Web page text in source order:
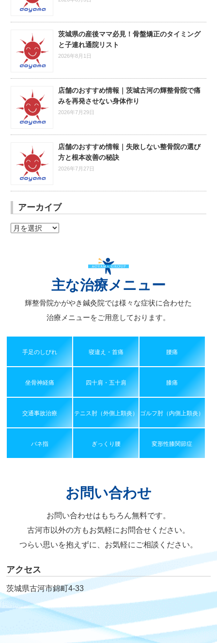
茨城県の産後ママ必見！骨盤矯正のタイミング
と子連れ通院リスト
2026年8月1日
店舗のおすすめ情報｜茨城古河の輝整骨院で痛
みを再発させない身体作り
2026年7月29日
店舗のおすすめ情報｜失敗しない整骨院の選び
方と根本改善の秘訣
2026年7月27日
アーカイブ
ア
主な治療メニュー
輝整骨院かがやき鍼灸院では様々な症状に合わせた
治療メニューをご用意しております。
手足のしびれ 寝違え・首痛 腰痛
坐骨神経痛 四十肩・五十肩 膝痛
交通事故治療 テニス肘（外側上顆炎） ゴルフ肘（内側上顆炎）
バネ指 ぎっくり腰 変形性膝関節症
お問い合わせ
お問い合わせはもちろん無料です。
古河市以外の方もお気軽にお問合せください。
つらい思いを抱えずに、お気軽にご相談ください。
アクセス
茨城県古河市錦町4-33